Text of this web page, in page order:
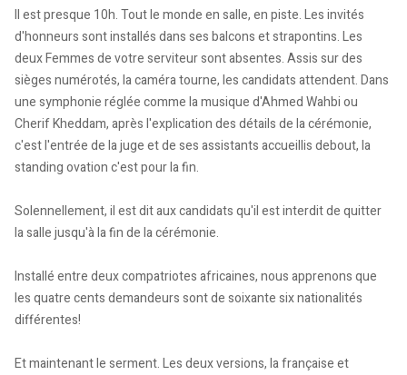
Il est presque 10h. Tout le monde en salle, en piste. Les invités
d'honneurs sont installés dans ses balcons et strapontins. Les
deux Femmes de votre serviteur sont absentes. Assis sur des
sièges numérotés, la caméra tourne, les candidats attendent. Dans
une symphonie réglée comme la musique d'Ahmed Wahbi ou
Cherif Kheddam, après l'explication des détails de la cérémonie,
c'est l'entrée de la juge et de ses assistants accueillis debout, la
standing ovation c'est pour la fin.
Solennellement, il est dit aux candidats qu'il est interdit de quitter
la salle jusqu'à la fin de la cérémonie.
Installé entre deux compatriotes africaines, nous apprenons que
les quatre cents demandeurs sont de soixante six nationalités
différentes!
Et maintenant le serment. Les deux versions, la française et